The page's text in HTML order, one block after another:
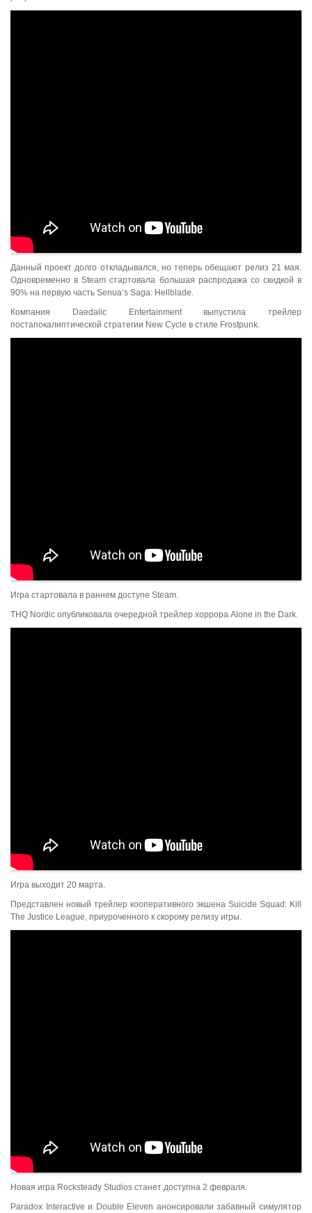
Данный проект долго откладывался, но теперь обещают релиз 21 мая.
Одновременно в Steam стартовала большая распродажа со скидкой в
90% на первую часть Senua’s Saga: Hellblade.
Компания Daedalic Entertainment выпустила трейлер
постапокалиптической стратегии New Cycle в стиле Frostpunk.
Игра стартовала в раннем доступе Steam.
THQ Nordic опубликовала очередной трейлер хоррора Alone in the Dark.
Игра выходит 20 марта.
Представлен новый трейлер кооперативного экшена Suicide Squad: Kill
The Justice League, приуроченного к скорому релизу игры.
Новая игра Rocksteady Studios станет доступна 2 февраля.
Paradox Interactive и Double Eleven анонсировали забавный симулятор